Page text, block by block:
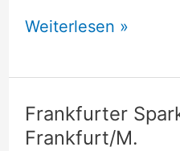
Allgemeine
Rheinboden
AG,
Frankfurt/M.
Weiterlesen »
Frankfurter
Frankfurt/M.